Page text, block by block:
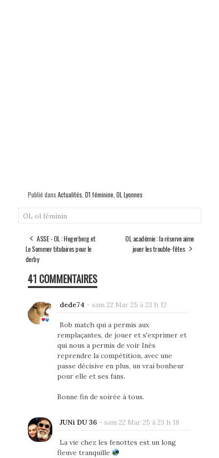
Publié dans Actualités, D1 féminine, OL Lyonnes
OL ol féminin
ASSE - OL : Hegerberg et
Le Sommer titulaires pour le
derby
OL académie : la réserve aime
jouer les trouble-fêtes
41 COMMENTAIRES
dede74 - sam 22 Mar 25 à 23 h 12
Bob match qui a permis aux
remplaçantes, de jouer et s'exprimer et
qui nous a permis de voir Inès
reprendre la compétition, avec une
passe décisive en plus, un vrai bonheur
pour elle et ses fans.
Bonne fin de soirée à tous.
JUNi DU 36- sam 22 Mar 25 à 23 h 18
La vie chez les fenottes est un long
fleuve tranquille